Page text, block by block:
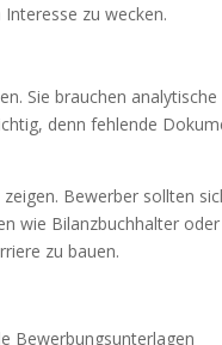
zu wecken.
Sie brauchen analytische
denn fehlende
Bewerber sollten
wie Bilanzbuchhalter oder
zu bauen.
Bewerbungsunterlagen